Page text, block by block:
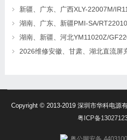
Copyright © 2013-2019 深圳市华科电源
粤ICP备